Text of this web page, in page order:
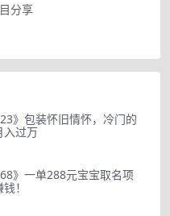
分享
》包装怀旧情怀，冷门的
入过万
》一单288元宝宝取名项
！